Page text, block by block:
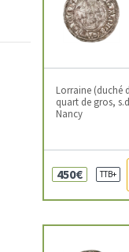
Lorraine (duché
quart de gros,
Nancy
450€ TTB+